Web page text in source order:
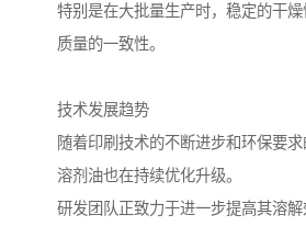
特别是在大批量生产时，稳定的干
质量的一致性。
技术发展趋势
随着印刷技术的不断进步和环保要求
溶剂油也在持续优化升级。
研发团队正致力于进一步提高其溶解